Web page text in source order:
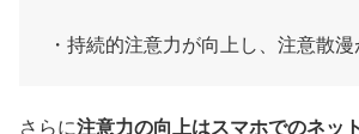
・持続的注意力が向上し、注意散
さらに注意力の向上はスマホでのネッ